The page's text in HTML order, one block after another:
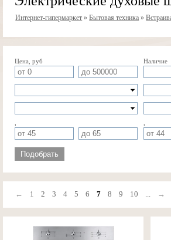
Интернет-гипермаркет »Бытовая техника »
Цена, руб Наличие
Подобрать
← 1 2 3 4 5 6 7 8 9 10 ... →